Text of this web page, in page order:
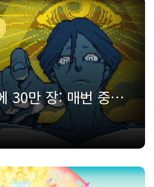
출시 3개월 만에 30만 장: 매번 중도 포기하던 ‘도시전설 해체센터’ 팀이 선택한 Unity 에셋 활용법